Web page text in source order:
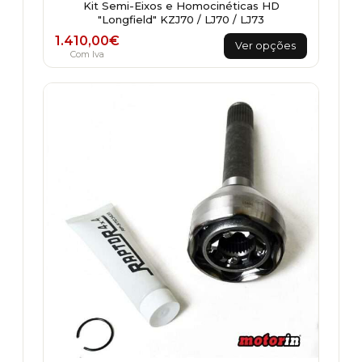
Kit Semi-Eixos e Homocinéticas HD
"Longfield" KZJ70 / LJ70 / LJ73
1.410,00€
Com Iva
Ver opções
This
product
has
multiple
variants.
The
options
may
be
chosen
on
the
product
page